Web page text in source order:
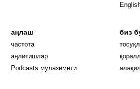
аңлаш
частота
аңлитишлар
Podcasts мулазимити
биз